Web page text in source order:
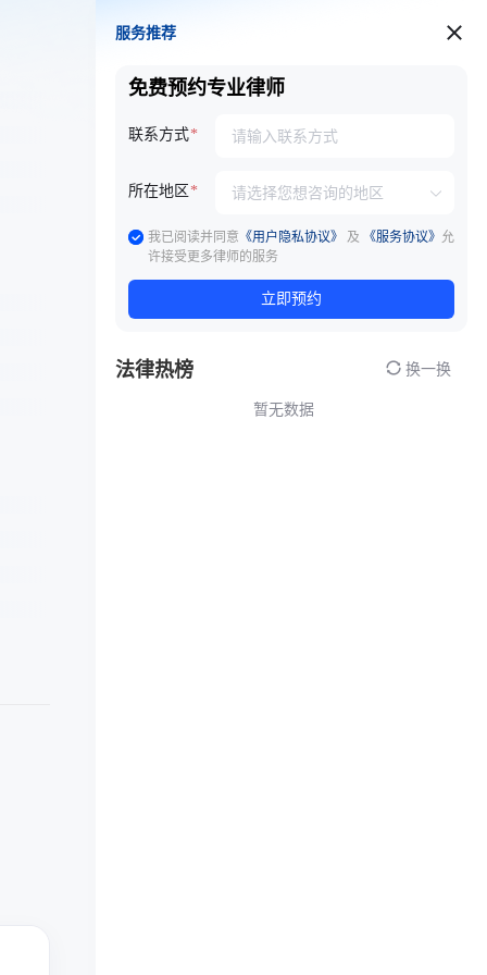
服务推荐
服务推荐
免费预约专业律师
联系方式
所在地区
我已阅读并同意 《用户隐私协议》 及 《服务协议》 允
许接受更多律师的服务
立即预约
法律热榜 换一换
暂无数据